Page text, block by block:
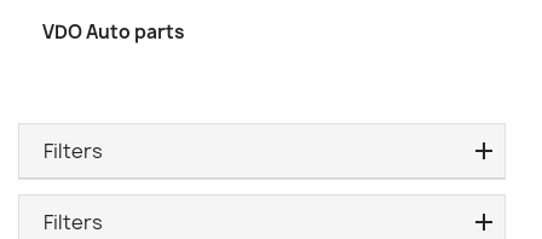
VDO Auto parts
Filters
Filters